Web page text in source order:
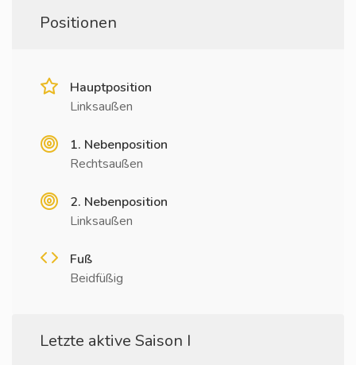
Positionen
Hauptposition
Linksaußen
1. Nebenposition
Rechtsaußen
2. Nebenposition
Linksaußen
Fuß
Beidfüßig
Letzte aktive Saison I